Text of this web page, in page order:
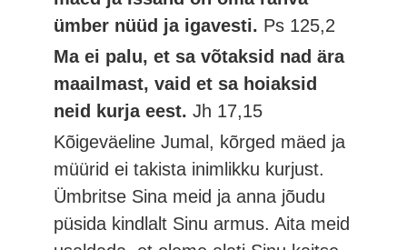
ümber nüüd ja igavesti. Ps 125,2
Ma ei palu, et sa võtaksid nad ära
maailmast, vaid et sa hoiaksid
neid kurja eest.Jh 17,15
Kõigeväeline Jumal, kõrged mäed ja
müürid ei takista inimlikku kurjust.
Ümbritse Sina meid ja anna jõudu
püsida kindlalt Sinu armus. Aita meid